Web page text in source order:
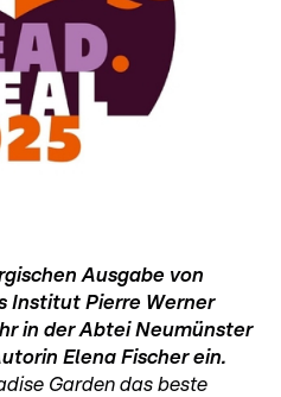
Ausgabe von
Institut Pierre Werner
in der Abtei Neumünster
Elena Fischer ein.
Garden das beste